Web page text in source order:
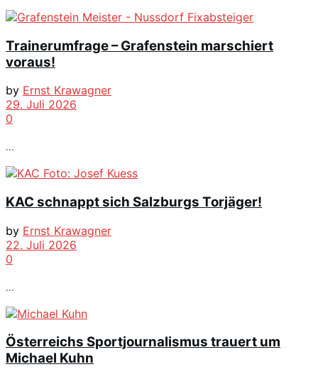
Trainerumfrage – Grafenstein marschiert
voraus!
by Ernst Krawagner
29. Juli 2026
0
...
KAC schnappt sich Salzburgs Torjäger!
by Ernst Krawagner
22. Juli 2026
0
...
Österreichs Sportjournalismus trauert um
Michael Kuhn